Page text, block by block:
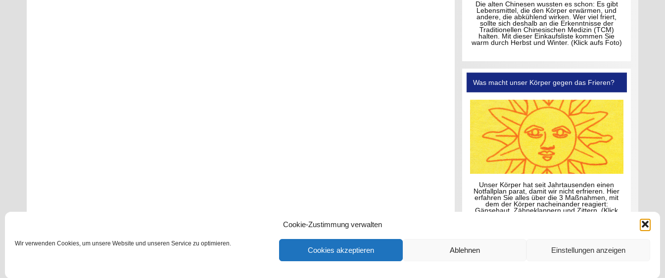
Cookie-Zustimmung verwalten
Wir verwenden Cookies, um unsere Website und unseren Service zu optimieren.
Cookies akzeptieren Ablehnen Einstellungen anzeigen
Die alten Chinesen wussten es schon: Es gibt
Lebensmittel, die den Körper erwärmen, und
andere, die abkühlend wirken. Wer viel friert,
sollte sich deshalb an die Erkenntnisse der
Traditionellen Chinesischen Medizin (TCM)
halten. Mit dieser Einkaufsliste kommen Sie
warm durch Herbst und Winter. (Klick aufs Foto)
Was macht unser Körper gegen das Frieren?
Unser Körper hat seit Jahrtausenden einen
Notfallplan parat, damit wir nicht erfrieren. Hier
erfahren Sie alles über die 3 Maßnahmen, mit
dem der Körper nacheinander reagiert:
Gänsehaut, Zähneklappern und Zittern. (Klick